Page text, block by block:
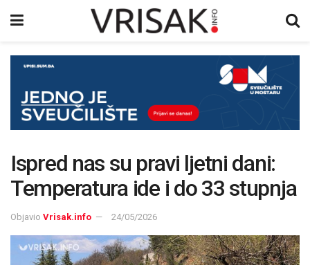
Ispred nas su pravi ljetni dani:
Temperatura ide i do 33 stupnja
Objavio Vrisak.info 24/05/2026